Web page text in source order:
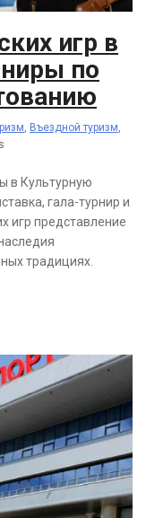
игр в
по
Въездной туризм
в Культурную
гала-турнир и
игр представление
традициях.